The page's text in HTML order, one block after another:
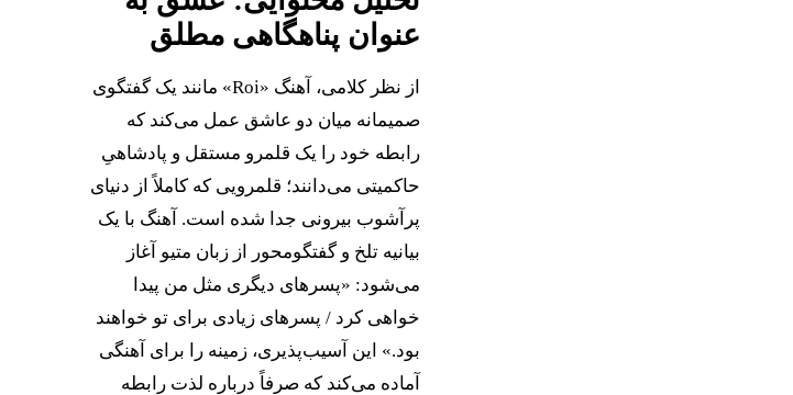
عنوان پناهگاهی مطلق
از نظر کلامی، آهنگ «Roi» مانند یک گفتگوی
صمیمانه میان دو عاشق عمل می‌کند که
رابطه خود را یک قلمرو مستقل و پادشاهیِ
حاکمیتی می‌دانند؛ قلمرویی که کاملاً از دنیای
پرآشوب بیرونی جدا شده است. آهنگ با یک
بیانیه تلخ و گفتگومحور از زبان متیو آغاز
می‌شود: «پسرهای دیگری مثل من پیدا
خواهی کرد / پسرهای زیادی برای تو خواهند
بود.» این آسیب‌پذیری، زمینه را برای آهنگی
آماده می‌کند که صرفاً درباره لذت رابطه